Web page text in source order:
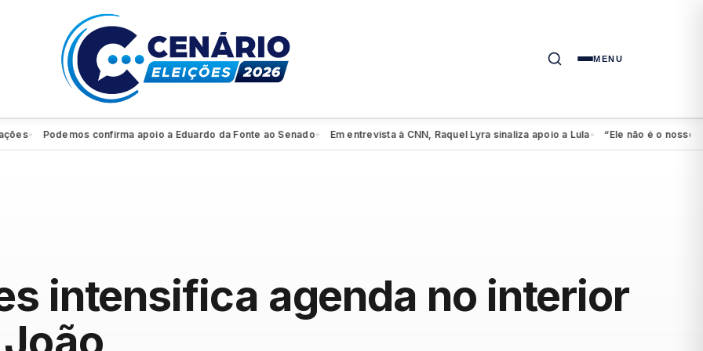
MENU
Podemos confirma apoio a Eduardo da Fonte ao Senado● Em entrevista à CNN, Raquel Lyra sinaliza apoio a Lula ● “Ele não é o nosso
intensifica agenda no interior